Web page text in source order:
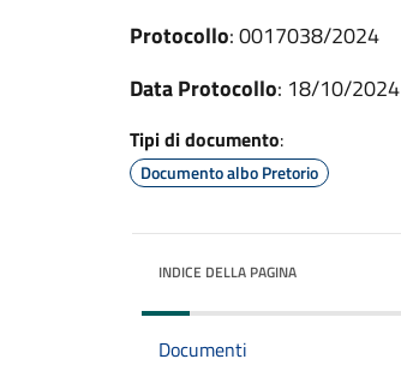
Protocollo: 0017038/2024
Data Protocollo: 18/10/2024
Tipi di documento:
Documento albo Pretorio
INDICE DELLA PAGINA
Documenti